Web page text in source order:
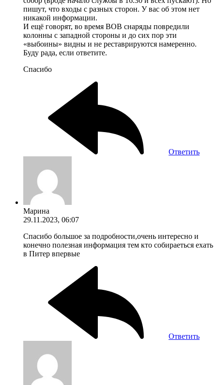
пишут, что входы с разных сторон. У вас об этом нет
никакой информации.
И ещё говорят, во время ВОВ снаряды повредили
колонны с западной стороны и до сих пор эти
«выбоины» видны и не реставрируются намеренно.
Буду рада, если ответите.
Спасибо
Ответить
Марина
29.11.2023, 06:07
Спасибо большое за подробности,очень интересно и
конечно полезная информация тем кто собираеться ехать
в Питер впервые
Ответить